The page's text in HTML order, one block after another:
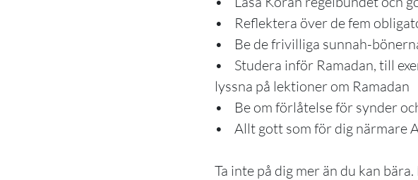
• Reflektera över de fem
• Be de frivilliga sunnah-
• Studera inför Ramadan, till
lyssna på lektioner om Ramadan
• Be om förlåtelse för synder
• Allt gott som för dig närmare
Ta inte på dig mer än du kan